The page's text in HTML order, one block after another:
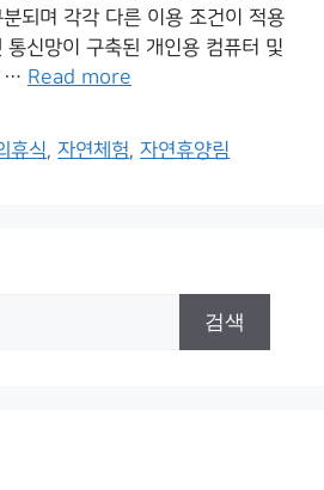
되며 각각 다른 이용 조건이 적용
통신망이 구축된 개인용 컴퓨터 및
… Read more
휴식, 자연체험, 자연휴양림
검색